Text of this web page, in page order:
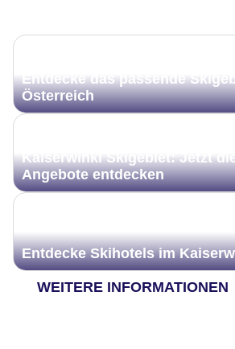
Entdecke das passende
Österreich
Kaiserwinkl Skigebiet: Jetzt
Angebote entdecken
Entdecke Skihotels im
WEITERE INFORMATIONEN